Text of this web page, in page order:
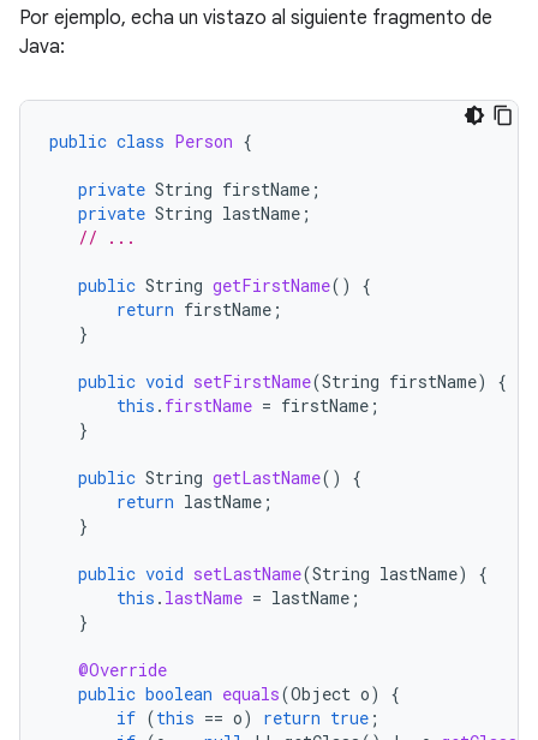
Por ejemplo, echa un vistazo al siguiente fragmento de
Java:
public class Person {
private String firstName ;
private String lastName ;
// ...
public String getFirstName()
{
return firstName ;
}
public void setFirstName(String firstName)
{
this . firstName = firstName ;
}
public String getLastName()
{
return lastName ;
}
public void setLastName(String lastName)
{
this . lastName = lastName ;
}
@Override
public boolean equals(Object o)
{
if (this == o) return true ;